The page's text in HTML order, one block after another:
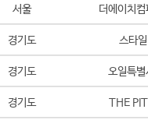
서울 더에이치
경기도 스타일
경기도 오일특
경기도 THE